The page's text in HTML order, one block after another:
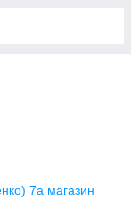
7а магазин